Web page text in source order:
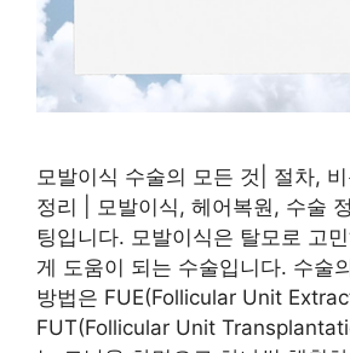
모발이식 수술의 모든 것| 절차,
정리 | 모발이식, 헤어복원, 수술
팅입니다. 모발이식은 탈모로 고
게 도움이 되는 수술입니다. 수술
방법은 FUE(Follicular Unit
FUT(Follicular Unit